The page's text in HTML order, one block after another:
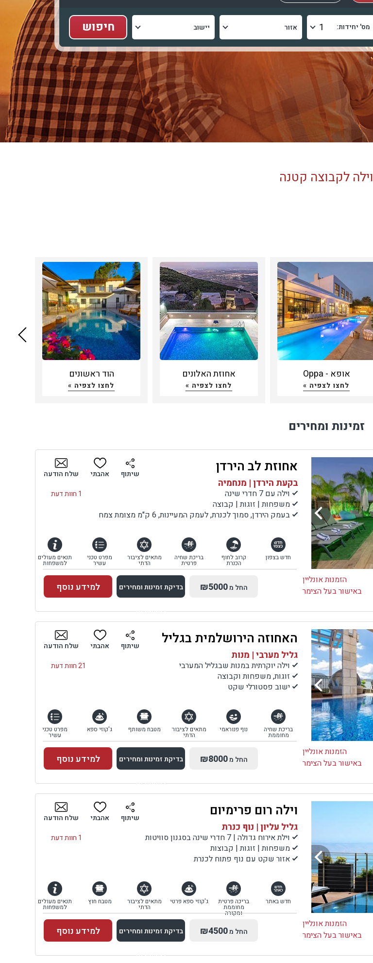
מס' יחידות:
וילה לקבוצה קטנה
אופא - Oppa
לחצו לצפיה »
אחוזת האלונים
לחצו לצפיה »
הוד ראשונים
לחצו לצפיה »
זמינות ומחירים
אחוזת לב הירדן
בקעת הירדן | מנחמיה
1 חוות דעת
וילה עם 7 חדרי שינה
משפחות | זוגות | קבוצה
בעמק הירדן, סמוך לכנרת, לעמק המעיינות, 6 ק"מ מצומת צמח
שיתוף אהבתי שלח הודעה
חדש בצפון קרוב לחוף
הכנרת
בריכת שחיה
פרטית
מתאים לציבור
הדתי
מפרט טכני
עשיר
תנאים מעולים
למשפחות
הזמנות אונליין
באישור בעל הצימר
החל מ₪5000 בדיקת זמינות ומחירים
למתחם זה
בדיקת זמינות ומחירים
למידע נוסף
האחוזה הירושלמית בגליל
גליל מערבי | מנות
21 חוות דעת
וילה יוקרתית במנות שבגליל המערבי
זוגות, משפחות וקבוצה
ישוב פסטורלי שקט
שיתוף אהבתי שלח הודעה
בריכת שחיה
מחוממת
נוף פנוראמי מתאים לציבור
הדתי
מטבח משותף ג'קוזי ספא מפרט טכני
עשיר
הזמנות אונליין
באישור בעל הצימר
החל מ₪8000 בדיקת זמינות ומחירים
למתחם זה
בדיקת זמינות ומחירים
למידע נוסף
וילה רום פרימיום
גליל עליון | נוף כנרת
1 חוות דעת
וילת אירוח גדולה | 7 חדרי שינה בסגנון סוויטות
משפחות | זוגות | קבוצות
אזור שקט עם נוף פתוח לכנרת
שיתוף אהבתי שלח הודעה
חדש באתר בריכה פרטית
מחוממת
ומקורה
ג'קוזי ספא פרטי מתאים לציבור
הדתי
מטבח חוץ תנאים מעולים
למשפחות
הזמנות אונליין
באישור בעל הצימר
החל מ₪4500 בדיקת זמינות ומחירים
למתחם זה
למידע נוסף